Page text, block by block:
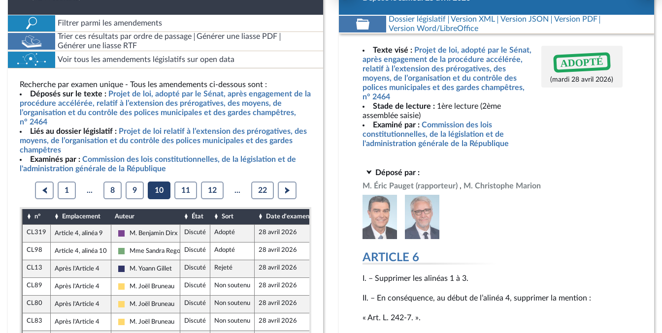
Filtrer parmi les amendements
Trier ces résultats par ordre de passage
Générer une liasse PDF
Générer une liasse RTF
Voir tous les amendements législatifs sur open data
Recherche par examen unique - Tous les amendements ci-dessous sont :
Déposés sur le texte : Projet de loi, adopté par le Sénat, après engagement de la
procédure accélérée, relatif à l’extension des prérogatives, des moyens, de
l’organisation et du contrôle des polices municipales et des gardes champêtres,
n° 2464
Liés au dossier législatif : Projet de loi relatif à l’extension des prérogatives, des
moyens, de l’organisation et du contrôle des polices municipales et des gardes
champêtres
Examinés par : Commission des lois constitutionnelles, de la législation et de
l'administration générale de la République
1 ... 8 9 10 11 12 ... 22
n° Emplacement Auteur État Sort Date d'examen
CL319 Article 4, alinéa 9
Ensemble pour la République
M. Benjamin Dirx Discuté Adopté 28 avril 2026
CL98 Article 4, alinéa 10
Écologiste et Social
Mme Sandra Regol Discuté Adopté 28 avril 2026
CL13 Après l'Article 4
Rassemblement National
M. Yoann Gillet Discuté Rejeté 28 avril 2026
CL89 Après l'Article 4
Libertés, Indépendants, Outre-mer et Territoires
M. Joël Bruneau Discuté Non soutenu 28 avril 2026
CL80 Après l'Article 4
Libertés, Indépendants, Outre-mer et Territoires
M. Joël Bruneau Discuté Non soutenu 28 avril 2026
CL83 Après l'Article 4
Libertés, Indépendants, Outre-mer et Territoires
M. Joël Bruneau Discuté Non soutenu 28 avril 2026
Dossier législatif Version XML Version JSON
Version PDF
Version Word/LibreOffice
Texte visé : Projet de loi, adopté par le Sénat,
après engagement de la procédure accélérée,
relatif à l’extension des prérogatives, des
moyens, de l’organisation et du contrôle des
polices municipales et des gardes champêtres,
n° 2464
Stade de lecture : 1ère lecture (2ème
assemblée saisie)
Examiné par : Commission des lois
constitutionnelles, de la législation et de
l'administration générale de la République
ADOPTÉ
(mardi 28 avril 2026)
Déposé par :
M. Éric Pauget (rapporteur) M. Christophe Marion
ARTICLE 6
I. – Supprimer les alinéas 1 à 3.
II. – En conséquence, au début de l’alinéa 4, supprimer la mention :
« Art. L. 242‑7. ».